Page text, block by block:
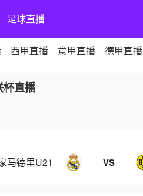
足球直播
西甲直播 意甲直播 德甲直播
杯直播
马德里U21 VS